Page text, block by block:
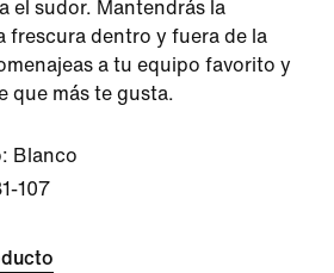
el sudor. Mantendrás la
frescura dentro y fuera de la
a tu equipo favorito y
que más te gusta.
Blanco
107